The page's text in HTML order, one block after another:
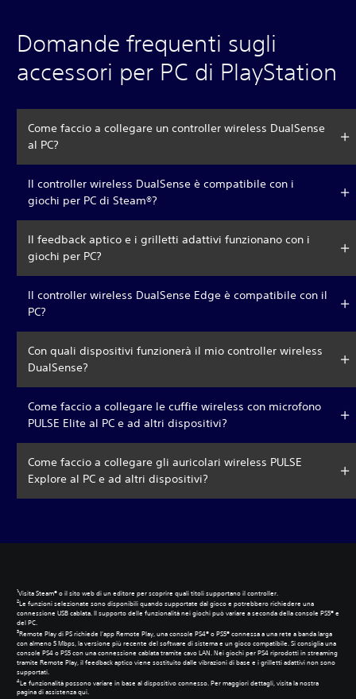
Domande frequenti sugli
accessori per PC di PlayStation
Come faccio a collegare un controller wireless DualSense
al PC?
Il controller wireless DualSense è compatibile con i
giochi per PC di Steam®?
Il feedback aptico e i grilletti adattivi funzionano con i
giochi per PC?
Il controller wireless DualSense Edge è compatibile con il
PC?
Con quali dispositivi funzionerà il mio controller wireless
DualSense?
Come faccio a collegare le cuffie wireless con microfono
PULSE Elite al PC e ad altri dispositivi?
Come faccio a collegare gli auricolari wireless PULSE
Explore al PC e ad altri dispositivi?
Visita Steam® o il sito web di un editore per scoprire quali titoli supportano il controller.
Le funzioni selezionate sono disponibili quando supportate dal gioco e potrebbero richiedere una
connessione USB cablata. Il supporto delle funzionalità nei giochi può variare a seconda della console PS5® e
del PC.
Remote Play di PS richiede l'app Remote Play, una console PS4® o PS5® connessa a una rete a banda larga
con almeno 5 Mbps, la versione più recente del software di sistema e un gioco compatibile. Si consiglia una
console PS4 o PS5 con una connessione cablata tramite cavo LAN. Nei giochi per PS4 riprodotti in streaming
tramite Remote Play, il feedback aptico viene sostituito dalle vibrazioni di base e i grilletti adattivi non sono
supportati.
Le funzionalità possono variare in base al dispositivo connesso. Per maggiori dettagli, visita la nostra
pagina di assistenzaqui‎.